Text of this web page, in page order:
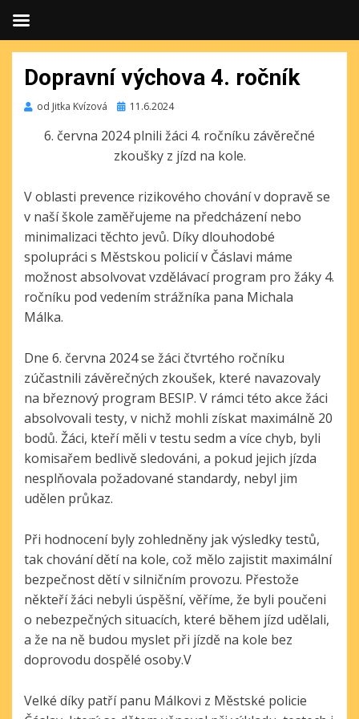
Dopravní výchova 4. ročník
od Jitka Kvízová Publikováno
11.6.2024
6. června 2024 plnili žáci 4. ročníku závěrečné
zkoušky z jízd na kole.
V oblasti prevence rizikového chování v dopravě se
v naší škole zaměřujeme na předcházení nebo
minimalizaci těchto jevů. Díky dlouhodobé
spolupráci s Městskou policií v Čáslavi máme
možnost absolvovat vzdělávací program pro žáky 4.
ročníku pod vedením strážníka pana Michala
Málka.
Dne 6. června 2024 se žáci čtvrtého ročníku
zúčastnili závěrečných zkoušek, které navazovaly
na březnový program BESIP. V rámci této akce žáci
absolvovali testy, v nichž mohli získat maximálně 20
bodů. Žáci, kteří měli v testu sedm a více chyb, byli
komisařem bedlivě sledováni, a pokud jejich jízda
nesplňovala požadované standardy, nebyl jim
udělen průkaz.
Při hodnocení byly zohledněny jak výsledky testů,
tak chování dětí na kole, což mělo zajistit maximální
bezpečnost dětí v silničním provozu. Přestože
někteří žáci nebyli úspěšní, věříme, že byli poučeni
o nebezpečných situacích, které během jízd udělali,
a že na ně budou myslet při jízdě na kole bez
doprovodu dospělé osoby.V
Velké díky patří panu Málkovi z Městské policie